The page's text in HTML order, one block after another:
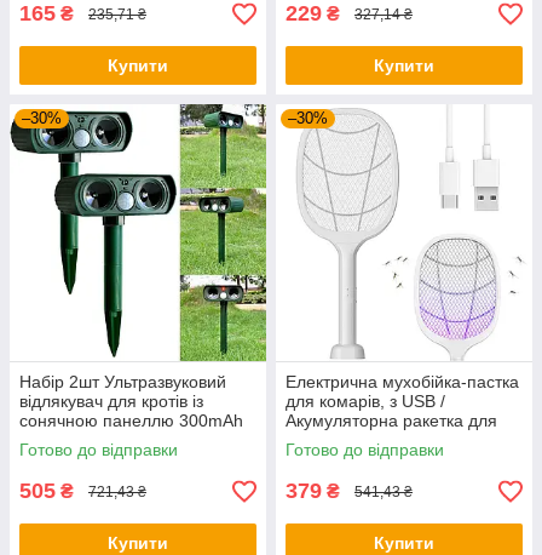
165 ₴ 235,71 ₴
Купити
229 ₴ 327,14 ₴
Купити
–30%
Набір 2шт Ультразвуковий
відлякувач для кротів із
сонячною панеллю 300mAh
HC19 / Акумуляторний
відлякувач
Готово до відправки
505 ₴ 721,43 ₴
Купити
–30%
Електрична мухобійка-пастка
для комарів, з USB /
Акумуляторна ракетка для
мух / Електромухобійка
Готово до відправки
379 ₴ 541,43 ₴
Купити